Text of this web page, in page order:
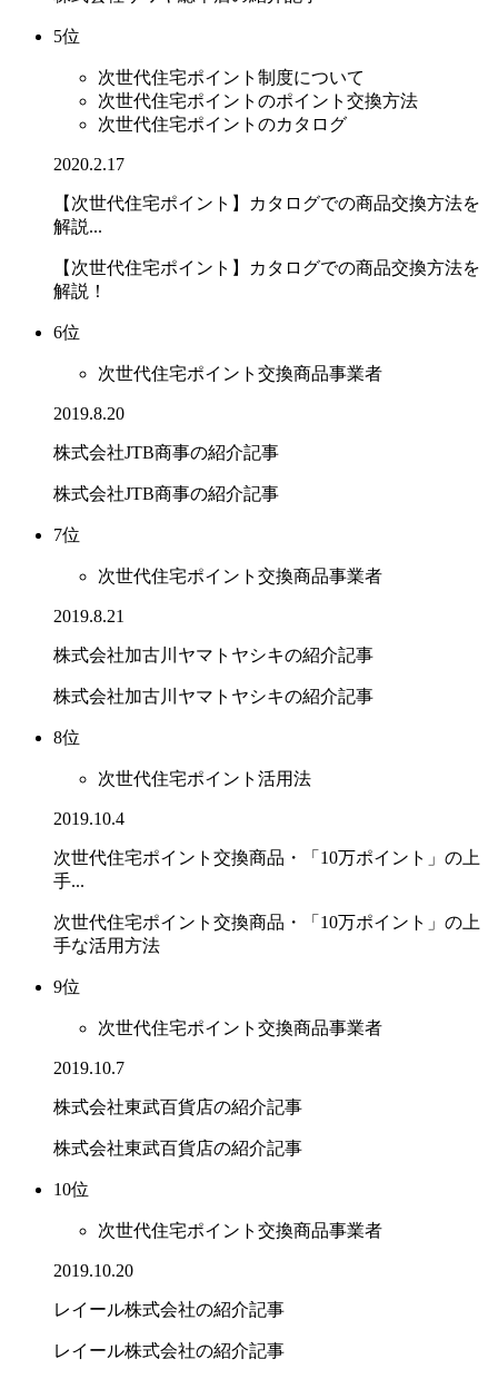
5位
次世代住宅ポイント制度について
次世代住宅ポイントのポイント交換方法
次世代住宅ポイントのカタログ
2020.2.17
【次世代住宅ポイント】カタログでの商品交換方法を
解説...
【次世代住宅ポイント】カタログでの商品交換方法を
解説！
6位
次世代住宅ポイント交換商品事業者
2019.8.20
株式会社JTB商事の紹介記事
株式会社JTB商事の紹介記事
7位
次世代住宅ポイント交換商品事業者
2019.8.21
株式会社加古川ヤマトヤシキの紹介記事
株式会社加古川ヤマトヤシキの紹介記事
8位
次世代住宅ポイント活用法
2019.10.4
次世代住宅ポイント交換商品・「10万ポイント」の上
手...
次世代住宅ポイント交換商品・「10万ポイント」の上
手な活用方法
9位
次世代住宅ポイント交換商品事業者
2019.10.7
株式会社東武百貨店の紹介記事
株式会社東武百貨店の紹介記事
10位
次世代住宅ポイント交換商品事業者
2019.10.20
レイール株式会社の紹介記事
レイール株式会社の紹介記事